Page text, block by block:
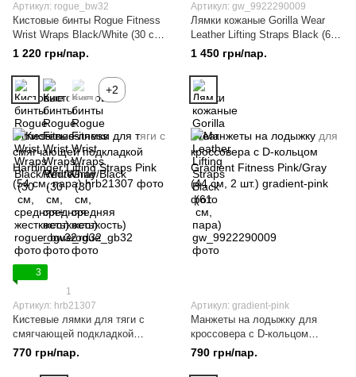
Артикул: rogue_bw32
Кистовые бинты Rogue Fitness
Wrist Wraps Black/White (30 см,
средняя+ жесткость)
1 220 грн/пар.
+2
Артикул: gw_9922290009
Лямки кожаные Gorilla Wear
Leather Lifting Straps Black (61
см, пара)
1 450 грн/пар.
3
1
Артикул: hrb21307
Кистевые лямки для тяги с
смягчающей подкладкой
Harbinger Lifting Straps Pink (54
см, пара)
770 грн/пар.
Артикул: gradient-pink
Манжеты на лодыжку для
кроссовера с D-кольцом
Gradient Fitness Pink/Gray (44
см, 2 шт.)
790 грн/пар.